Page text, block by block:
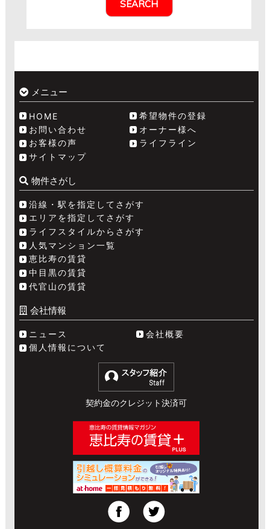
メニュー
HOME
希望物件の登録
お問い合わせ
オーナー様へ
お客様の声
ライフライン
サイトマップ
物件さがし
沿線・駅を指定してさがす
エリアを指定してさがす
ライフスタイルからさがす
人気マンション一覧
恵比寿の賃貸
中目黒の賃貸
代官山の賃貸
会社情報
ニュース
会社概要
個人情報について
契約金のクレジット決済可